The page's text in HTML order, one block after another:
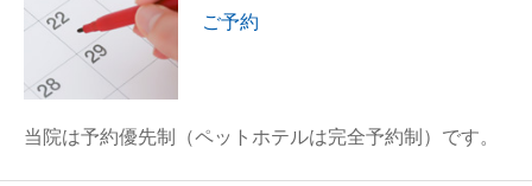
ご予約
当院は予約優先制（ペットホテルは完全予約制）です。